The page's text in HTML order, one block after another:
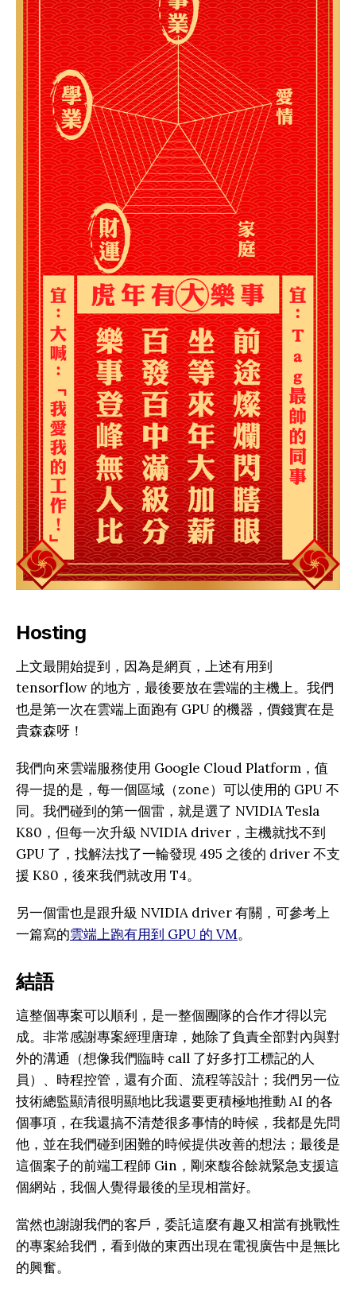
Hosting
上文最開始提到，因為是網頁，上述有用到
tensorflow 的地方，最後要放在雲端的主機上。我們
也是第一次在雲端上面跑有 GPU 的機器，價錢實在是
貴森森呀！
我們向來雲端服務使用 Google Cloud Platform，值
得一提的是，每一個區域（zone）可以使用的 GPU 不
同。我們碰到的第一個雷，就是選了 NVIDIA Tesla
K80，但每一次升級 NVIDIA driver，主機就找不到
GPU 了，找解法找了一輪發現 495 之後的 driver 不支
援 K80，後來我們就改用 T4。
另一個雷也是跟升級 NVIDIA driver 有關，可參考上
一篇寫的雲端上跑有用到 GPU 的 VM。
結語
這整個專案可以順利，是一整個團隊的合作才得以完
成。非常感謝專案經理唐瑋，她除了負責全部對內與對
外的溝通（想像我們臨時 call 了好多打工標記的人
員）、時程控管，還有介面、流程等設計；我們另一位
技術總監顯清很明顯地比我還要更積極地推動 AI 的各
個事項，在我還搞不清楚很多事情的時候，我都是先問
他，並在我們碰到困難的時候提供改善的想法；最後是
這個案子的前端工程師 Gin，剛來馥谷餘就緊急支援這
個網站，我個人覺得最後的呈現相當好。
當然也謝謝我們的客戶，委託這麼有趣又相當有挑戰性
的專案給我們，看到做的東西出現在電視廣告中是無比
的興奮。